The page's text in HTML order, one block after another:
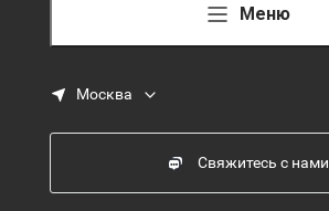
Меню
Москва
Свяжитесь с нами